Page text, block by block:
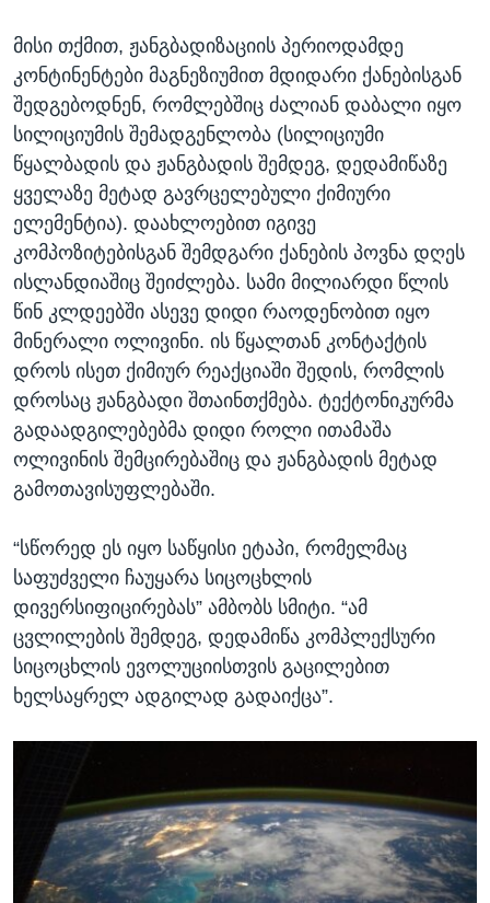
მისი თქმით, ჟანგბადიზაციის პერიოდამდე
კონტინენტები მაგნეზიუმით მდიდარი ქანებისგან
შედგებოდნენ, რომლებშიც ძალიან დაბალი იყო
სილიციუმის შემადგენლობა (სილიციუმი
წყალბადის და ჟანგბადის შემდეგ, დედამიწაზე
ყველაზე მეტად გავრცელებული ქიმიური
ელემენტია). დაახლოებით იგივე
კომპოზიტებისგან შემდგარი ქანების პოვნა დღეს
ისლანდიაშიც შეიძლება. სამი მილიარდი წლის
წინ კლდეებში ასევე დიდი რაოდენობით იყო
მინერალი ოლივინი. ის წყალთან კონტაქტის
დროს ისეთ ქიმიურ რეაქციაში შედის, რომლის
დროსაც ჟანგბადი შთაინთქმება. ტექტონიკურმა
გადაადგილებებმა დიდი როლი ითამაშა
ოლივინის შემცირებაშიც და ჟანგბადის მეტად
გამოთავისუფლებაში.
“სწორედ ეს იყო საწყისი ეტაპი, რომელმაც
საფუძველი ჩაუყარა სიცოცხლის
დივერსიფიცირებას” ამბობს სმიტი. “ამ
ცვლილების შემდეგ, დედამიწა კომპლექსური
სიცოცხლის ევოლუციისთვის გაცილებით
ხელსაყრელ ადგილად გადაიქცა”.